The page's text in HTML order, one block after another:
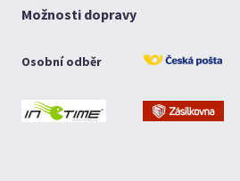
Možnosti dopravy
Osobní odběr